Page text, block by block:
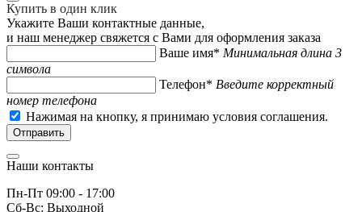
Купить в один клик
Укажите Ваши контактные данные,
и наш менеджер свяжется с Вами для оформления заказа
Ваше имя* Минимальная длина 3
символа
Телефон* Введите корректный
номер телефона
Нажимая на кнопку, я принимаю условия соглашения.
Наши контакты
Пн-Пт 09:00 - 17:00
Сб-Вс: Выходной